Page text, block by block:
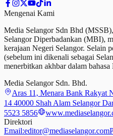
Mengenai Kami
Media Selangor Sdn Bhd
Selangor Diperbadankan (MBI),
kerajaan Negeri Selangor. Selain
(sebelum ini dikenali sebagai
menerbitkan akhbar dalam
Media Selangor Sdn. Bhd.
Aras 11, Menara Bank Rakyat
14 40000 Shah Alam Selangor
5523 5856
Direktori
Email:editor@mediaselangor.com